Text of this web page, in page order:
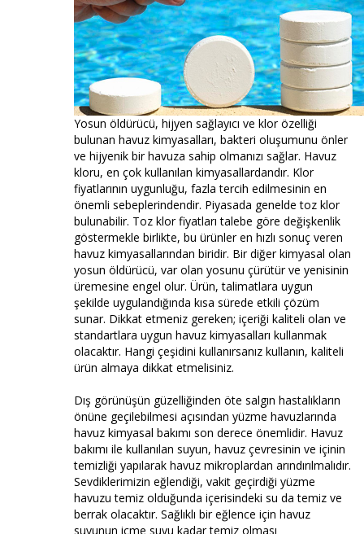
Yosun öldürücü, hijyen sağlayıcı ve klor özelliği
bulunan havuz kimyasalları, bakteri oluşumunu önler
ve hijyenik bir havuza sahip olmanızı sağlar. Havuz
kloru, en çok kullanılan kimyasallardandır. Klor
fiyatlarının uygunluğu, fazla tercih edilmesinin en
önemli sebeplerindendir. Piyasada genelde toz klor
bulunabilir. Toz klor fiyatları talebe göre değişkenlik
göstermekle birlikte, bu ürünler en hızlı sonuç veren
havuz kimyasallarından biridir. Bir diğer kimyasal olan
yosun öldürücü, var olan yosunu çürütür ve yenisinin
üremesine engel olur. Ürün, talimatlara uygun
şekilde uygulandığında kısa sürede etkili çözüm
sunar. Dikkat etmeniz gereken; içeriği kaliteli olan ve
standartlara uygun havuz kimyasalları kullanmak
olacaktır. Hangi çeşidini kullanırsanız kullanın, kaliteli
ürün almaya dikkat etmelisiniz.
Dış görünüşün güzelliğinden öte salgın hastalıkların
önüne geçilebilmesi açısından yüzme havuzlarında
havuz kimyasal bakımı son derece önemlidir. Havuz
bakımı ile kullanılan suyun, havuz çevresinin ve içinin
temizliği yapılarak havuz mikroplardan arındırılmalıdır.
Sevdiklerimizin eğlendiği, vakit geçirdiği yüzme
havuzu temiz olduğunda içerisindeki su da temiz ve
berrak olacaktır. Sağlıklı bir eğlence için havuz
suyunun içme suyu kadar temiz olması